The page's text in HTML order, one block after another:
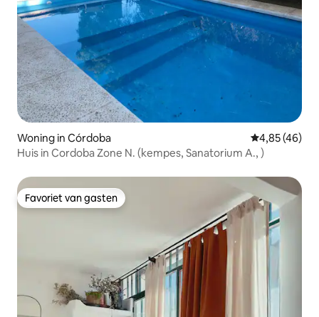
Woning in Córdoba Gemiddelde
4,85 (46)
Huis in Cordoba Zone N. (kempes, Sanatorium A., )
Favoriet van gasten
Favoriet van gasten